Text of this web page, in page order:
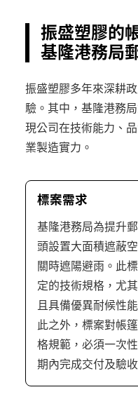
振盛塑膠的
基隆港務局
振盛塑膠多年來深耕
驗。其中，基隆港務
現公司在技術能力、
業製造實力。
標案需求
基隆港務局為提升
頭設置大面積遮蔽
關時遮陽避雨。此
定的技術規格，尤
且具備優異耐候性
此之外，標案對帳
格規範，必須一次
期內完成交付及驗收